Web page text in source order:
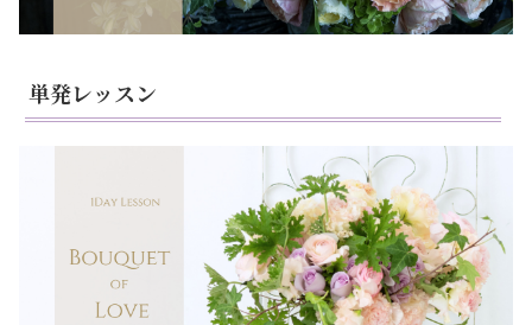
単発レッスン